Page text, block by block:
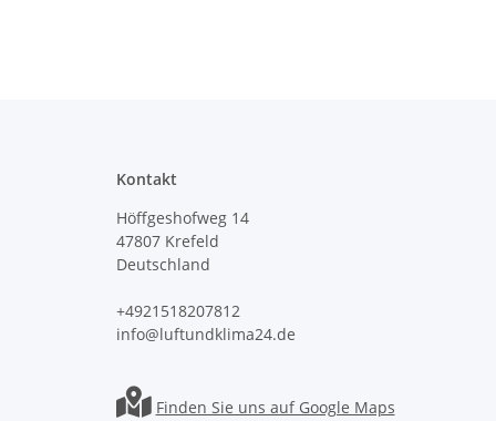
Kontakt
Höffgeshofweg 14
47807 Krefeld
Deutschland
+4921518207812
info@luftundklima24.de
Finden Sie uns auf Google Maps